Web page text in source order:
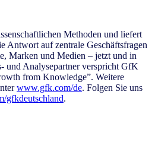
Methoden und liefert
Antwort auf zentrale Geschäftsfragen
Marken und Medien – jetzt und in
und Analysepartner verspricht GfK
from Knowledge”. Weitere
www.gfk.com/de. Folgen Sie uns
gfkdeutschland.